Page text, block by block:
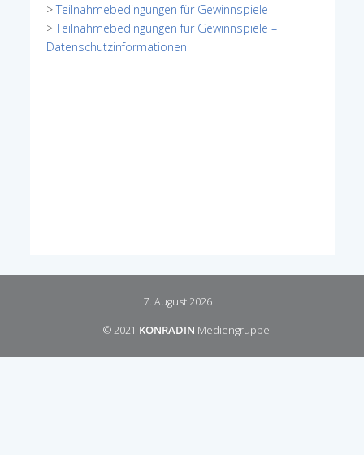
>Teilnahmebedingungen für Gewinnspiele
>Teilnahmebedingungen für Gewinnspiele –
Datenschutzinformationen
7. August 2026
© 2021 KONRADIN Mediengruppe